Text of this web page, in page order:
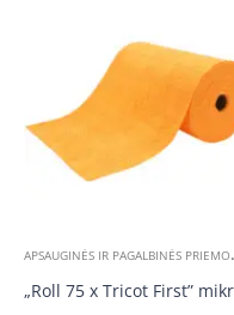
„Roll 75 x Tricot First”